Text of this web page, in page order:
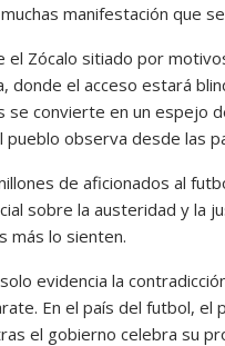
manifestación que se
el Zócalo sitiado por
donde el acceso estará
se convierte en un espejo
observa desde las
de aficionados al
sobre la austeridad y la
más lo sienten.
evidencia la
En el país del futbol, el
el gobierno celebra su